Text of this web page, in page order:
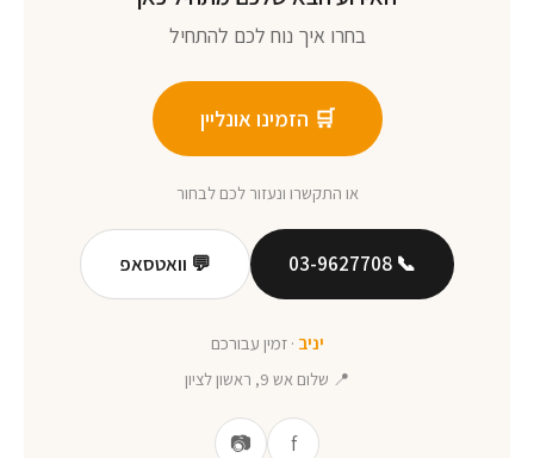
בחרו איך נוח לכם להתחיל
🛒 הזמינו אונליין
או התקשרו ונעזור לכם לבחור
📞 03-9627708 💬 וואטסאפ
יניב · זמין עבורכם
📍 שלום אש 9, ראשון לציון
f
📷